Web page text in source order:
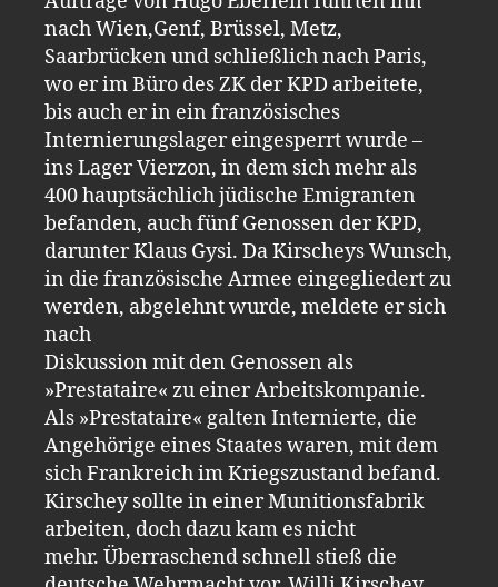
nach Wien,Genf, Brüssel, Metz,
Saarbrücken und schließlich nach Paris,
wo er im Büro des ZK der KPD arbeitete,
bis auch er in ein französisches
Internierungslager eingesperrt wurde –
ins Lager Vierzon, in dem sich mehr als
400 hauptsächlich jüdische Emigranten
befanden, auch fünf Genossen der KPD,
darunter Klaus Gysi. Da Kirscheys Wunsch,
in die französische Armee eingegliedert zu
werden, abgelehnt wurde, meldete er sich
nach
Diskussion mit den Genossen als
»Prestataire« zu einer Arbeitskompanie.
Als »Prestataire« galten Internierte, die
Angehörige eines Staates waren, mit dem
sich Frankreich im Kriegszustand befand.
Kirschey sollte in einer Munitionsfabrik
arbeiten, doch dazu kam es nicht
mehr. Überraschend schnell stieß die